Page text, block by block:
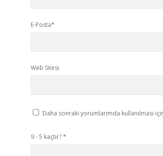
E-Posta*
Web Sitesi
Daha sonraki yorumlarımda kullanılması
9 - 5 kaçtır?*